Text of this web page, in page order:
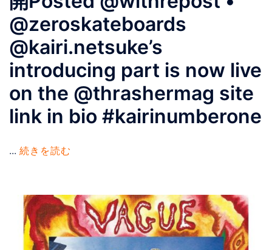
@zeroskateboards
@kairi.netsuke’s
introducing part is now live
on the @thrashermag site
link in bio #kairinumberone
... 続きを読む